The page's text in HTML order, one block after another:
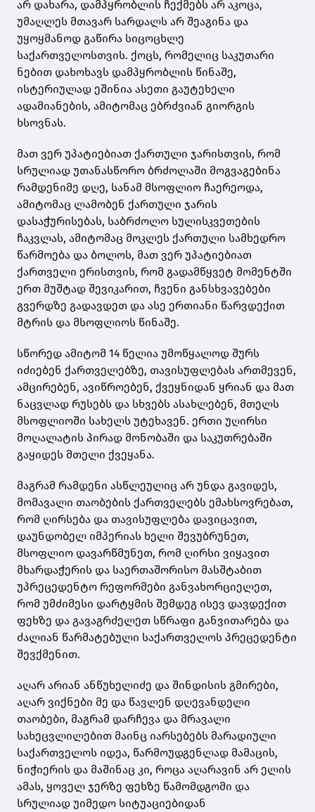
არ დახარა, დამპყრობლის ჩექმებს არ აკოცა,
უმაღლეს მთავარ სარდალს არ შეაგინა და
უყოყმანოდ გაწირა სიცოცხლე
საქართველოსთვის. ქოცს, რომელიც საკუთარი
ნებით დახოხავს დამპყრობლის წინაშე,
ისტერიულად ეშინია ასეთი გაუტეხელი
ადამიანების, ამიტომაც ებრძვიან გიორგის
ხსოვნას.
მათ ვერ უპატიებიათ ქართული ჯარისთვის, რომ
სრულიად უთანასწორო ბრძოლაში მოგვაგებინა
რამდენიმე დღე, სანამ მსოფლიო ჩაერეოდა,
ამიტომაც ლამობენ ქართული ჯარის
დასაჭურისებას, საბრძოლო სულისკვეთების
ჩაკვლას, ამიტომაც მოკლეს ქართული სამხედრო
წარმოება და ბოლოს, მათ ვერ უპატიებიათ
ქართველი ერისთვის, რომ გადამწყვეტ მომენტში
ერთ მუშტად შევიკარით, ჩვენი განსხვავებები
გვერდზე გადავდეთ და ასე ერთიანი წარვდექით
მტრის და მსოფლიოს წინაშე.
სწორედ ამიტომ 14 წელია უმოწყალოდ შურს
იძიებენ ქართველებზე, თავისუფლებას ართმევენ,
ამცირებენ, ავიწროებენ, ქვეყნიდან ყრიან და მათ
ნაცვლად რუსებს და სხვებს ასახლებენ, მთელს
მსოფლიოში სახელს უტეხავენ. ერთი უღირსი
მოღალატის პირად მონობაში და საკუთრებაში
გაყიდეს მთელი ქვეყანა.
მაგრამ რამდენი ასწლეულიც არ უნდა გავიდეს,
მომავალი თაობების ქართველებს ემახსოვრებათ,
რომ ღირსება და თავისუფლება დავიცავით,
დაუნდობელ იმპერიას ხელი შევუბრუნეთ,
მსოფლიო დავარწმუნეთ, რომ ღირსი ვიყავით
მხარდაჭერის და საერთაშორისო მასშტაბით
უპრეცედენტო რეფორმები განვახორციელეთ,
რომ უმძიმესი დარტყმის შემდეგ ისევ დავდექით
ფეხზე და გავაგრძელეთ სწრაფი განვითარება და
ძალიან წარმატებული საქართველოს პრეცედენტი
შევქმენით.
აღარ არიან ანწუხელიძე და შინდისის გმირები,
აღარ ვიქნები მე და წავლენ დღევანდელი
თაობები, მაგრამ დარჩევა და მრავალი
სახეცვლილებით მაინც იარსებებს მარადიული
საქართველოს იდეა, წარმოუდგენლად მამაცის,
ნიჭიერის და მაშინაც კი, როცა აღარავინ არ ელის
ამას, ყოველ ჯერზე ფეხზე წამომდგომი და
სრულიად უიმედო სიტუაციებიდან